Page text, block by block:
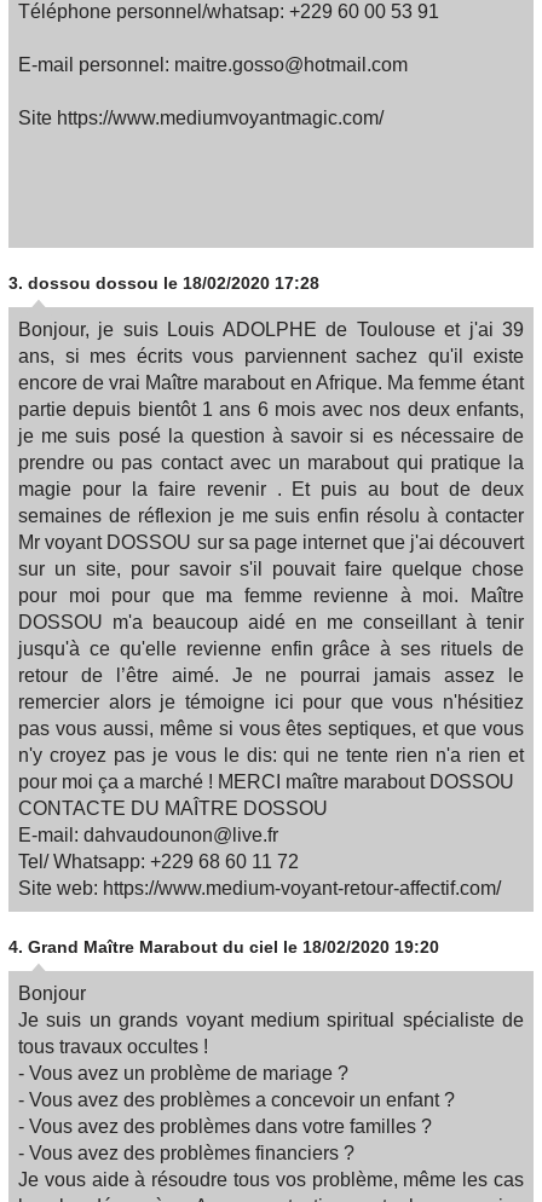
Téléphone personnel/whatsap: +229 60 00 53 91
E-mail personnel: maitre.gosso@hotmail.com
Site https://www.mediumvoyantmagic.com/
3. dossou dossou le 18/02/2020 17:28
Bonjour, je suis Louis ADOLPHE de Toulouse et j'ai 39
ans, si mes écrits vous parviennent sachez qu'il existe
encore de vrai Maître marabout en Afrique. Ma femme étant
partie depuis bientôt 1 ans 6 mois avec nos deux enfants,
je me suis posé la question à savoir si es nécessaire de
prendre ou pas contact avec un marabout qui pratique la
magie pour la faire revenir . Et puis au bout de deux
semaines de réflexion je me suis enfin résolu à contacter
Mr voyant DOSSOU sur sa page internet que j'ai découvert
sur un site, pour savoir s'il pouvait faire quelque chose
pour moi pour que ma femme revienne à moi. Maître
DOSSOU m'a beaucoup aidé en me conseillant à tenir
jusqu'à ce qu'elle revienne enfin grâce à ses rituels de
retour de l’être aimé. Je ne pourrai jamais assez le
remercier alors je témoigne ici pour que vous n'hésitiez
pas vous aussi, même si vous êtes septiques, et que vous
n'y croyez pas je vous le dis: qui ne tente rien n'a rien et
pour moi ça a marché ! MERCI maître marabout DOSSOU
CONTACTE DU MAÎTRE DOSSOU
E-mail: dahvaudounon@live.fr
Tel/ Whatsapp: +229 68 60 11 72
Site web: https://www.medium-voyant-retour-affectif.com/
4. Grand Maître Marabout du ciel le 18/02/2020 19:20
Bonjour
Je suis un grands voyant medium spiritual spécialiste de
tous travaux occultes !
- Vous avez un problème de mariage ?
- Vous avez des problèmes a concevoir un enfant ?
- Vous avez des problèmes dans votre familles ?
- Vous avez des problèmes financiers ?
Je vous aide à résoudre tous vos problème, même les cas